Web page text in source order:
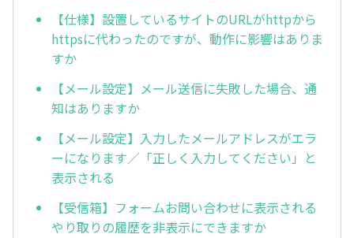
【仕様】設置しているサイトのURLがhttpから
httpsに代わったのですが、動作に影響はありま
すか
【メール設定】メール送信に失敗した場合、通
知はありますか
【メール設定】入力したメールアドレスがエラ
ーになります／「正しく入力してください」と
表示される
【受信箱】フォームお問い合わせに表示される
やり取りの履歴を非表示にできますか